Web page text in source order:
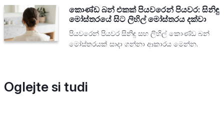
කොණ්ඩ බන් එකක් පියවරෙන් පියවර: සිනිඳු
මෝස්තරයේ සිට ලිහිල් මෝස්තරය දක්වා
පියවරෙන් පියවර සිනිඳු සහ ලිහිල් කොණ්ඩ බන්
මෝස්තරයක් සාදා ගන්නා ආකාරය මෙන්න.
Oglejte si tudi